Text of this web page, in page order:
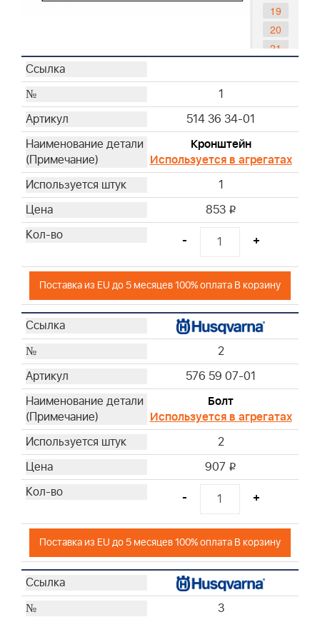
19
20
21
1
514 36 34-01
Кронштейн
Используется в агрегатах
1
853 i
- +
Поставка из EU до 5 месяцев 100% оплата В корзину
2
576 59 07-01
Болт
Используется в агрегатах
2
907 i
- +
Поставка из EU до 5 месяцев 100% оплата В корзину
3